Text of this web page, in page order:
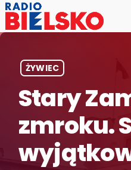
ŻYWIEC
Stary
zmroku.